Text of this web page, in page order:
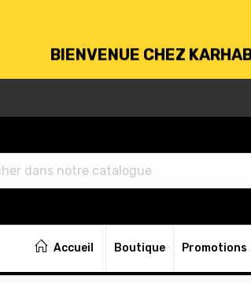
GRATUITE À PARTIR DE
BIENVENUE CHEZ
GRATUITE À PARTIR DE
Accueil Boutique Promotions